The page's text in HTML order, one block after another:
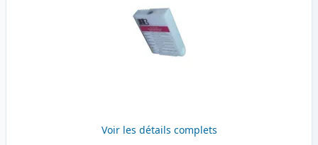
Voir les détails complets